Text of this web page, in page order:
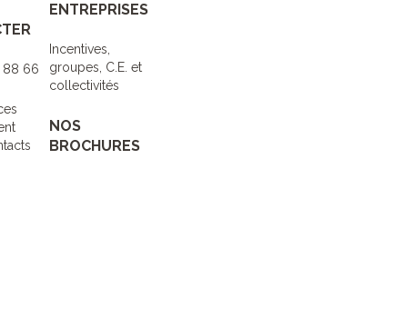
88 66
ENTREPRISES
Incentives,
groupes, C.E. et
collectivités
NOS
BROCHURES